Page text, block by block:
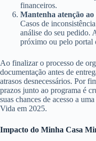
financeiros.
Mantenha atenção
Casos de
análise do seu pedido.
próximo ou pelo
Ao finalizar o processo de
documentação antes de
atrasos desnecessários. Por
prazos junto ao programa é
suas chances de acesso a
Vida em 2025.
Impacto do Minha Casa